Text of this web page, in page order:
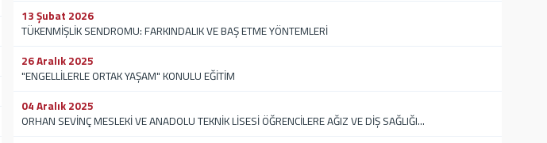
13 Şubat 2026
TÜKENMİŞLİK SENDROMU: FARKINDALIK VE BAŞ ETME YÖNTEMLERİ
26 Aralık 2025
"ENGELLİLERLE ORTAK YAŞAM" KONULU EĞİTİM
04 Aralık 2025
ORHAN SEVİNÇ MESLEKİ VE ANADOLU TEKNİK LİSESİ ÖĞRENCİLERE AĞIZ VE DİŞ SAĞLIĞI...